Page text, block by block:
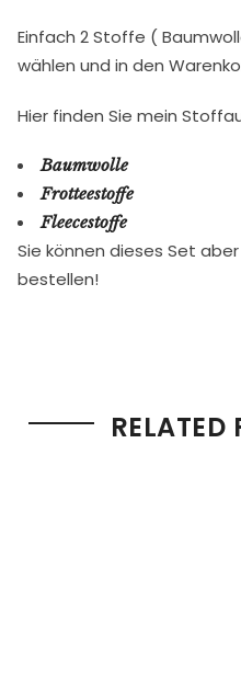
Einfach 2 Stoffe (
wählen und in den
Hier finden Sie mein
Baumwolle
Frotteestoffe
Fleecestoffe
Sie können dieses Set
bestellen!
RELATED